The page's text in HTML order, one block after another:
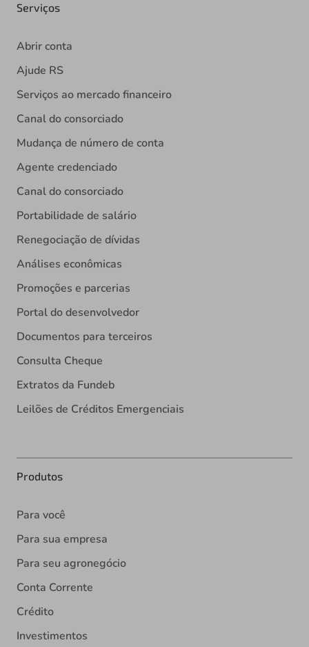
Serviços
Abrir conta
Ajude RS
Serviços ao mercado financeiro
Canal do consorciado
Mudança de número de conta
Agente credenciado
Canal do consorciado
Portabilidade de salário
Renegociação de dívidas
Análises econômicas
Promoções e parcerias
Portal do desenvolvedor
Documentos para terceiros
Consulta Cheque
Extratos da Fundeb
Leilões de Créditos Emergenciais
Produtos
Para você
Para sua empresa
Para seu agronegócio
Conta Corrente
Crédito
Investimentos